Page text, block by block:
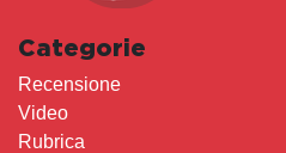
Categorie
Recensione
Video
Rubrica